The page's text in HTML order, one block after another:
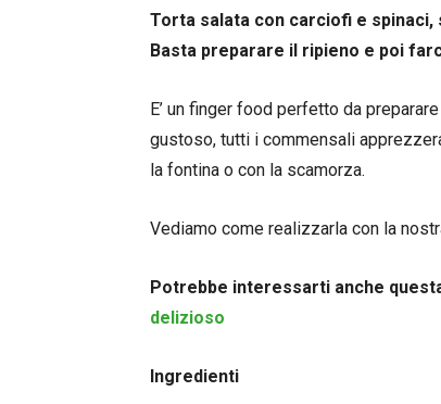
Torta salata con carciofi e
Basta preparare il ripieno e poi
E’ un finger food perfetto da
gustoso, tutti i commensali
la fontina o con la scamorza.
Vediamo come realizzarla con la
Potrebbe interessarti anche
delizioso
Ingredienti